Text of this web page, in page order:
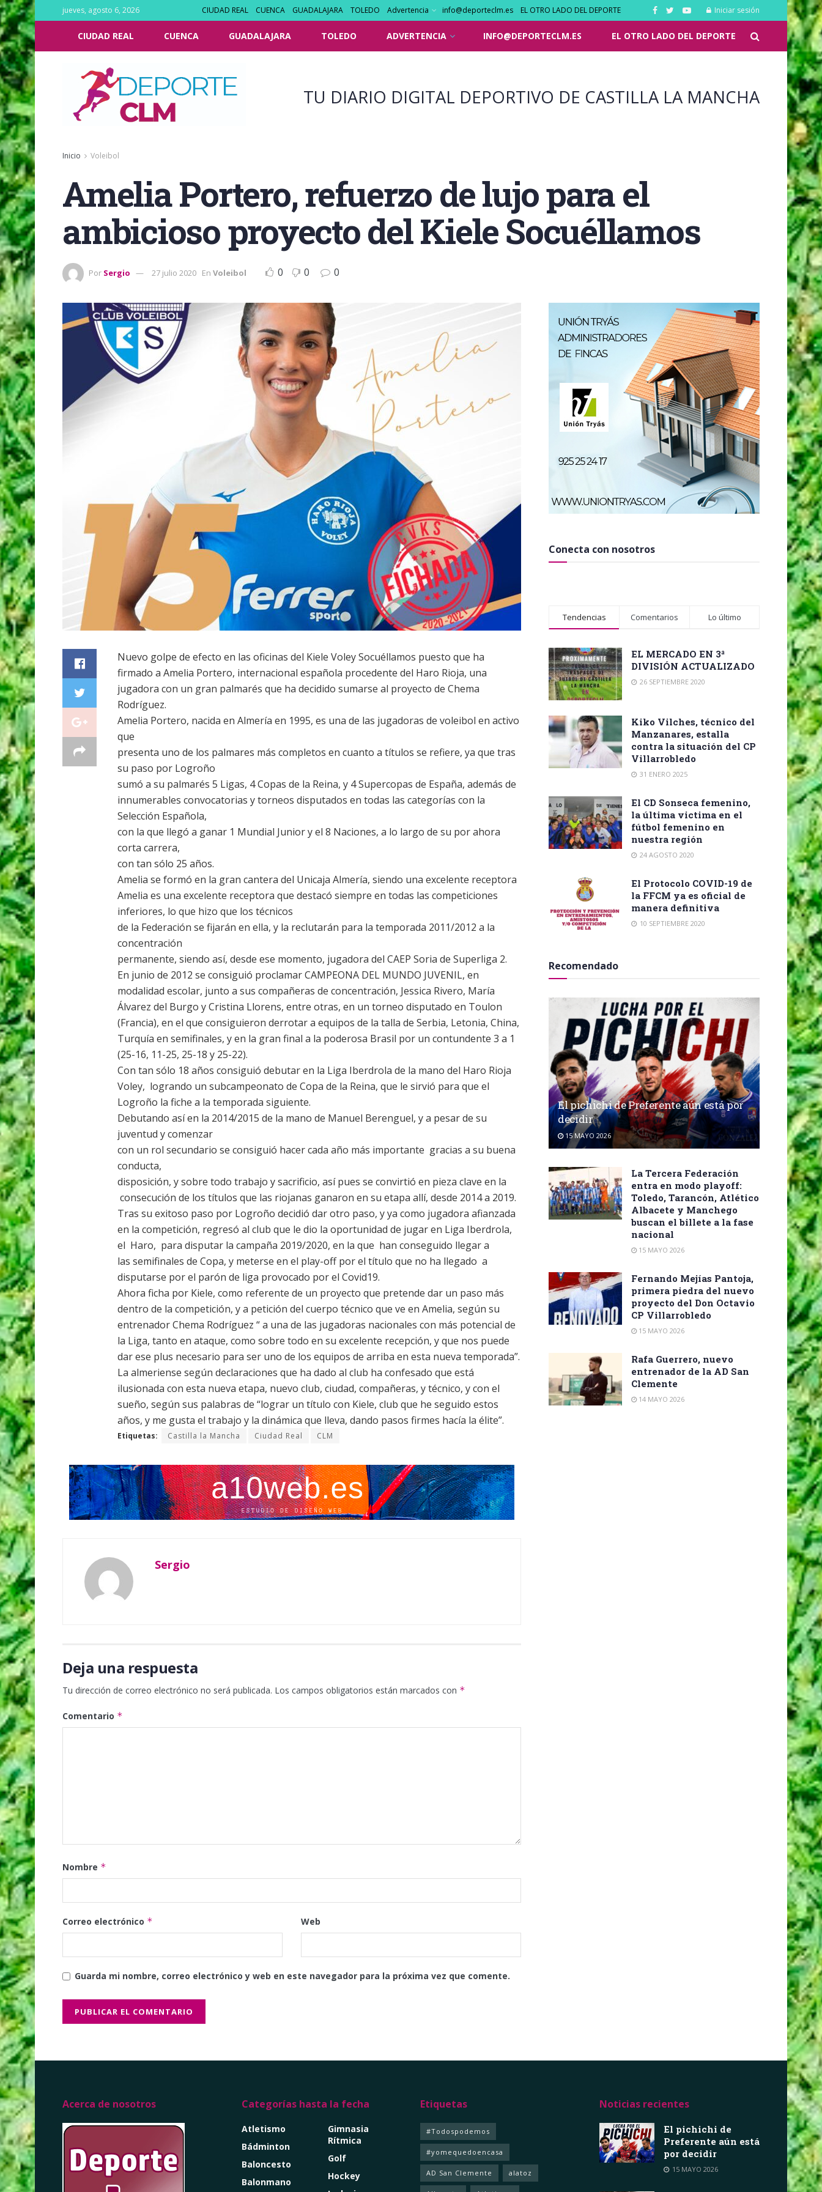
jueves, agosto 6, 2026 CIUDAD REAL CUENCA GUADALAJARA TOLEDO Advertencia info@deporteclm.es EL OTRO LADO DEL DEPORTE Iniciar sesión
CIUDAD REAL CUENCA GUADALAJARA TOLEDO ADVERTENCIA INFO@DEPORTECLM.ES EL OTRO LADO DEL DEPORTE
TU DIARIO DIGITAL DEPORTIVO DE CASTILLA LA MANCHA
Inicio Voleibol
Amelia Portero, refuerzo de lujo para el
ambicioso proyecto del Kiele Socuéllamos
Por Sergio 27 julio 2020 En Voleibol 0 0 0
Nuevo golpe de efecto en las oficinas del Kiele Voley Socuéllamos puesto que ha
firmado a Amelia Portero, internacional española procedente del Haro Rioja, una
jugadora con un gran palmarés que ha decidido sumarse al proyecto de Chema
Rodríguez.
Amelia Portero, nacida en Almería en 1995, es una de las jugadoras de voleibol en activo
que
presenta uno de los palmares más completos en cuanto a títulos se refiere, ya que tras
su paso por Logroño
sumó a su palmarés 5 Ligas, 4 Copas de la Reina, y 4 Supercopas de España, además de
innumerables convocatorias y torneos disputados en todas las categorías con la
Selección Española,
con la que llegó a ganar 1 Mundial Junior y el 8 Naciones, a lo largo de su por ahora
corta carrera,
con tan sólo 25 años.
Amelia se formó en la gran cantera del Unicaja Almería, siendo una excelente receptora
Amelia es una excelente receptora que destacó siempre en todas las competiciones
inferiores, lo que hizo que los técnicos
de la Federación se fijarán en ella, y la reclutarán para la temporada 2011/2012 a la
concentración
permanente, siendo así, desde ese momento, jugadora del CAEP Soria de Superliga 2.
En junio de 2012 se consiguió proclamar CAMPEONA DEL MUNDO JUVENIL, en
modalidad escolar, junto a sus compañeras de concentración, Jessica Rivero, María
Álvarez del Burgo y Cristina Llorens, entre otras, en un torneo disputado en Toulon
(Francia), en el que consiguieron derrotar a equipos de la talla de Serbia, Letonia, China,
Turquía en semifinales, y en la gran final a la poderosa Brasil por un contundente 3 a 1
(25-16, 11-25, 25-18 y 25-22).
Con tan sólo 18 años consiguió debutar en la Liga Iberdrola de la mano del Haro Rioja
Voley, logrando un subcampeonato de Copa de la Reina, que le sirvió para que el
Logroño la fiche a la temporada siguiente.
Debutando así en la 2014/2015 de la mano de Manuel Berenguel, y a pesar de su
juventud y comenzar
con un rol secundario se consiguió hacer cada año más importante gracias a su buena
conducta,
disposición, y sobre todo trabajo y sacrificio, así pues se convirtió en pieza clave en la
consecución de los títulos que las riojanas ganaron en su etapa allí, desde 2014 a 2019.
Tras su exitoso paso por Logroño decidió dar otro paso, y ya como jugadora afianzada
en la competición, regresó al club que le dio la oportunidad de jugar en Liga Iberdrola,
el Haro, para disputar la campaña 2019/2020, en la que han conseguido llegar a
las semifinales de Copa, y meterse en el play-off por el título que no ha llegado a
disputarse por el parón de liga provocado por el Covid19.
Ahora ficha por Kiele, como referente de un proyecto que pretende dar un paso más
dentro de la competición, y a petición del cuerpo técnico que ve en Amelia, según su
entrenador Chema Rodríguez “ a una de las jugadoras nacionales con más potencial de
la Liga, tanto en ataque, como sobre todo en su excelente recepción, y que nos puede
dar ese plus necesario para ser uno de los equipos de arriba en esta nueva temporada”.
La almeriense según declaraciones que ha dado al club ha confesado que está
ilusionada con esta nueva etapa, nuevo club, ciudad, compañeras, y técnico, y con el
sueño, según sus palabras de “lograr un título con Kiele, club que he seguido estos
años, y me gusta el trabajo y la dinámica que lleva, dando pasos firmes hacía la élite”.
Etiquetas: Castilla la Mancha Ciudad Real CLM
Sergio
Deja una respuesta
Tu dirección de correo electrónico no será publicada. Los campos obligatorios están marcados con *
Comentario *
Nombre *
Correo electrónico * Web
Guarda mi nombre, correo electrónico y web en este navegador para la próxima vez que comente.
Conecta con nosotros
Tendencias Comentarios Lo último
EL MERCADO EN 3ª
DIVISIÓN ACTUALIZADO
26 SEPTIEMBRE 2020
Kiko Vilches, técnico del
Manzanares, estalla
contra la situación del CP
Villarrobledo
31 ENERO 2025
El CD Sonseca femenino,
la última victima en el
fútbol femenino en
nuestra región
24 AGOSTO 2020
El Protocolo COVID-19 de
la FFCM ya es oficial de
manera definitiva
10 SEPTIEMBRE 2020
Recomendado
El pichichi de Preferente aún está por
decidir
15 MAYO 2026
La Tercera Federación
entra en modo playoff:
Toledo, Tarancón, Atlético
Albacete y Manchego
buscan el billete a la fase
nacional
15 MAYO 2026
Fernando Mejías Pantoja,
primera piedra del nuevo
proyecto del Don Octavio
CP Villarrobledo
15 MAYO 2026
Rafa Guerrero, nuevo
entrenador de la AD San
Clemente
14 MAYO 2026
Acerca de nosotros Categorías hasta la fecha
Atletismo
Bádminton
Baloncesto
Balonmano
Gimnasia
Rítmica
Golf
Hockey
Etiquetas
#Todospodemos
#yomequedoencasa
AD San Clemente alatoz
Noticias recientes
El pichichi de
Preferente aún está
por decidir
15 MAYO 2026